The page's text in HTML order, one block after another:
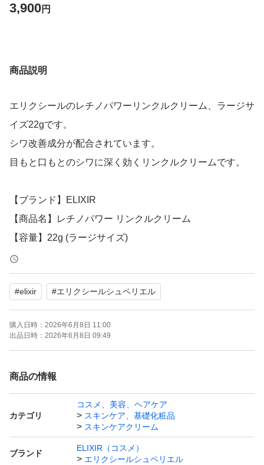
3,900円
商品説明
エリクシールのレチノパワーリンクルクリーム、ラージサ
イズ22gです。
シワ改善成分が配合されています。
目もと口もとのシワに深く効くリンクルクリームです。
【ブランド】ELIXIR
【商品名】レチノパワー リンクルクリーム
【容量】22g (ラージサイズ)
【商品の状態】未使用
よろしくお願いいたします。
#elixir #エリクシールシュペリエル
購入日時： 2026年6月8日 11:00
出品日時： 2026年6月8日 09:49
商品の情報
カテゴリ
コスメ、美容、ヘアケア
スキンケア、基礎化粧品
スキンケアクリーム
ブランド
ELIXIR（コスメ）
エリクシールシュペリエル